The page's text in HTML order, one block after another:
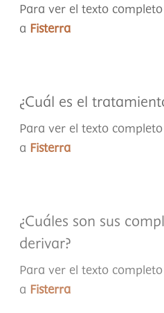
Para ver el texto
a Fisterra
¿Cuál es el
Para ver el texto
a Fisterra
¿Cuáles son sus
derivar?
Para ver el texto
a Fisterra